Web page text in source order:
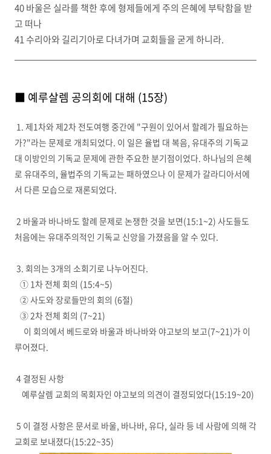
40 바울은 실라를 책한 후에 형제들에게 주의 은혜에 부탁함을 받
고 떠나
41 수리아와 길리기아로 다녀가며 교회들을 굳게 하니라.
■ 예루살렘 공의회에 대해 (15장)
1. 제1차와 제2차 전도여행 중간에 "구원이 있어서 할례가 필요하는
가?"라는 문제로 개최되었다. 이 일은 율법 대 복음, 유대주의 기독교
대 이방인의 기독교 문제에 관한 주요한 분기점이었다. 하나님의 은혜
로 유대주의, 율법주의 기독교는 패하였으나 이 문제가 갈라디아서에
서 다른 모습으로 재론되었다.
2 바울과 바나바도 할례 문제로 논쟁한 것을 보면(15:1~2) 사도들도
처음에는 유대주의적인 기독교 신앙을 가졌음을 알 수 있다.
3. 회의는 3개의 소회기로 나누어진다.
① 1차 전체 회의 (15:4~5)
② 사도와 장로들만의 회의 (6절)
③ 2차 전체 회의 (7~21)
이 회의에서 베드로와 바울과 바나바와 야고보의 보고(7~21)가 이
루어졌다.
4 결정된 사항
예루살렘 교회의 목회자인 야고보의 의견이 결정되었다(15:19~20)
5 이 결정 사항은 문서로 바울, 바나바, 유다, 실라 등 네 사람에 의해 각
교회로 보내졌다(15:22~35)